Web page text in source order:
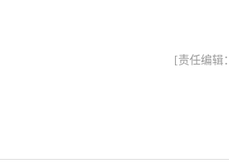
[责任编辑